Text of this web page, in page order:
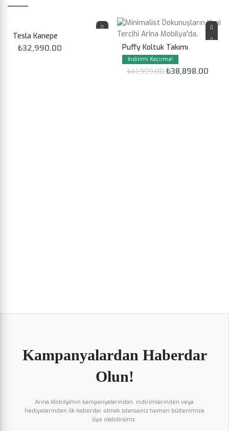
Tesla Kanepe
₺32,990.00 Puffy Koltuk Takımı
₺41,999.00 ₺38,898.00
Kampanyalardan Haberdar
Olun!
Arina Mobilya'nın kampanyalarından, indirimlerinden veya
hediyelerinden ilk haberdar olmak isterseniz hemen bültenimize
üye olabilirsiniz.